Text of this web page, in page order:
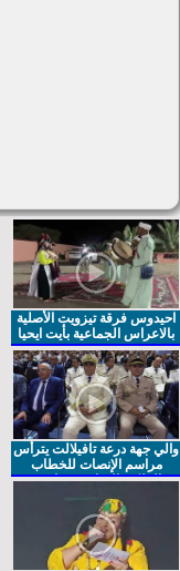
احيدوس فرقة تيزويت الأصلية
بالاعراس الجماعية بأيت ايحيا
والي جهة درعة تافيلالت يترأس
مراسم الإنصات للخطاب
الملكي السامي بمناسبة